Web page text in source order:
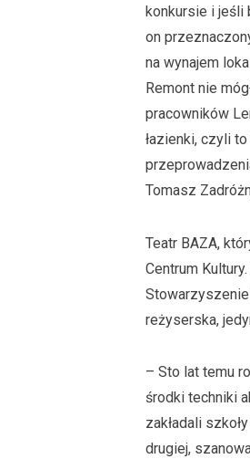
konkursie i jeśli
on
na wynajem
Remont nie
pracowników
łazienki, czyli
Tomasz
Teatr BAZA,
Centrum
Stowarzyszenie
reżyserska,
– Sto lat temu
środki techniki
zakładali
drugiej,